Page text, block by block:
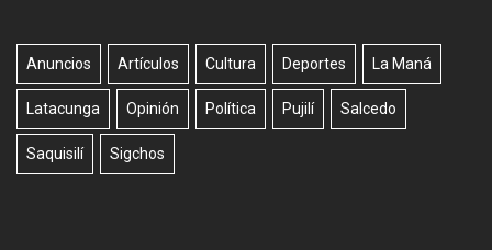
Anuncios Artículos Cultura Deportes La Maná
Latacunga Opinión Política Pujilí Salcedo
Saquisilí Sigchos